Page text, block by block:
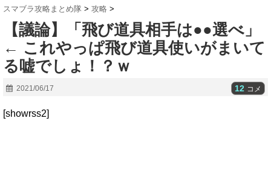
スマブラ攻略まとめ隊 > 攻略 >
【議論】「飛び道具相手は●●選べ」
← これやっぱ飛び道具使いがまいて
る嘘でしょ！？ｗ
2021/06/17 12 コメ
[showrss2]